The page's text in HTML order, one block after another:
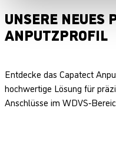
UNSERE NEUES
ANPUTZPROFIL
Entdecke das Capatect
hochwertige Lösung für
Anschlüsse im